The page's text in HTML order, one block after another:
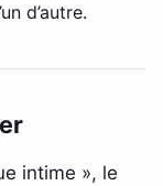
d’autre.
intime », le